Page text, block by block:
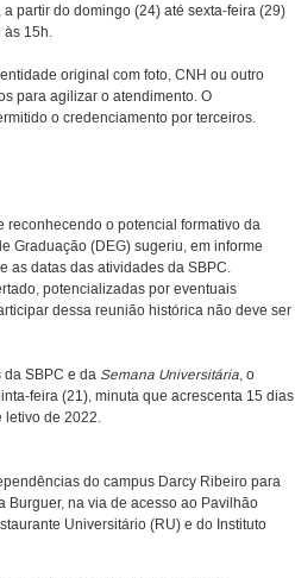
partir do domingo (24) até sexta-feira (29)
às 15h.
original com foto, CNH ou outro
para agilizar o atendimento. O
o credenciamento por terceiros.
reconhecendo o potencial formativo da
Graduação (DEG) sugeriu, em informe
as datas das atividades da SBPC.
potencializadas por eventuais
dessa reunião histórica não deve ser
SBPC e da Semana Universitária, o
feira (21), minuta que acrescenta 15 dias
letivo de 2022.
do campus Darcy Ribeiro para
Burguer, na via de acesso ao Pavilhão
Universitário (RU) e do Instituto